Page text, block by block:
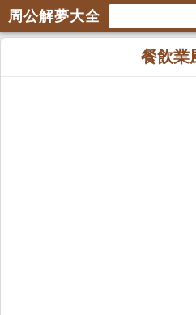
周公解夢大全
餐飲業